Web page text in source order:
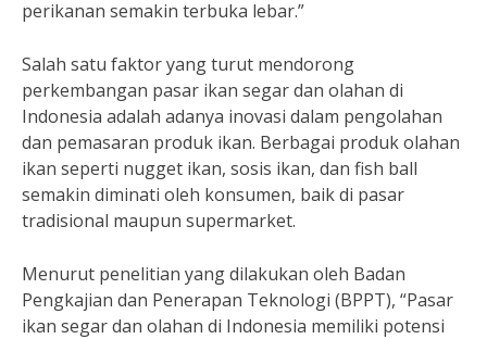
perikanan semakin terbuka lebar.”
Salah satu faktor yang turut mendorong
perkembangan pasar ikan segar dan olahan di
Indonesia adalah adanya inovasi dalam pengolahan
dan pemasaran produk ikan. Berbagai produk olahan
ikan seperti nugget ikan, sosis ikan, dan fish ball
semakin diminati oleh konsumen, baik di pasar
tradisional maupun supermarket.
Menurut penelitian yang dilakukan oleh Badan
Pengkajian dan Penerapan Teknologi (BPPT), “Pasar
ikan segar dan olahan di Indonesia memiliki potensi